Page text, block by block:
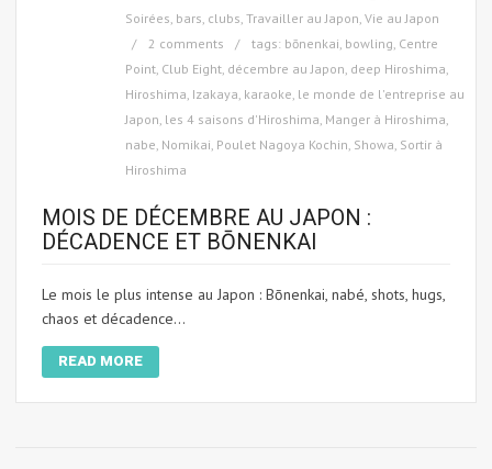
Soirées, bars, clubs, Travailler au Japon, Vie au Japon
2 comments
tags: bōnenkai, bowling, Centre
Point, Club Eight, décembre au Japon, deep Hiroshima,
Hiroshima, Izakaya, karaoke, le monde de l'entreprise au
Japon, les 4 saisons d'Hiroshima, Manger à Hiroshima,
nabe, Nomikai, Poulet Nagoya Kochin, Showa, Sortir à
Hiroshima
MOIS DE DÉCEMBRE AU JAPON :
DÉCADENCE ET BŌNENKAI
Le mois le plus intense au Japon : Bōnenkai, nabé, shots, hugs,
chaos et décadence...
READ MORE